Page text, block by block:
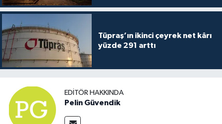
Tüpraş’ın ikinci çeyrek net kârı
yüzde 291 arttı
EDITÖR HAKKINDA
Pelin Güvendik